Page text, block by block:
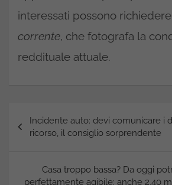
interessati possono
corrente, che fotografa la
reddituale attuale.
Navigazione
articoli
Incidente auto: devi comunicare i
ricorso, il consiglio sorprendente
Casa troppo bassa? Da oggi
perfettamente agibile: anche 2,40